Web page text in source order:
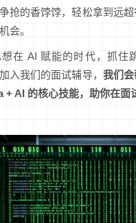
抢的香饽饽，轻松拿到远
会。
在 AI 赋能的时代，抓住
入我们的面试辅导， 我们
+ AI 的核心技能，助你在面